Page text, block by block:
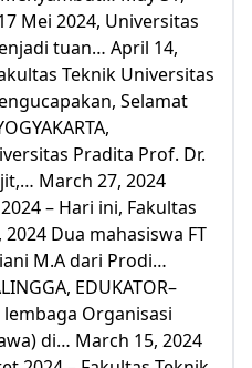
Mei 2024, Universitas
tuan… April 14,
Teknik Universitas
Selamat
Pradita Prof. Dr.
March 27, 2024
– Hari ini, Fakultas
Dua mahasiswa FT
M.A dari Prodi…
EDUKATOR–
Organisasi
di… March 15, 2024